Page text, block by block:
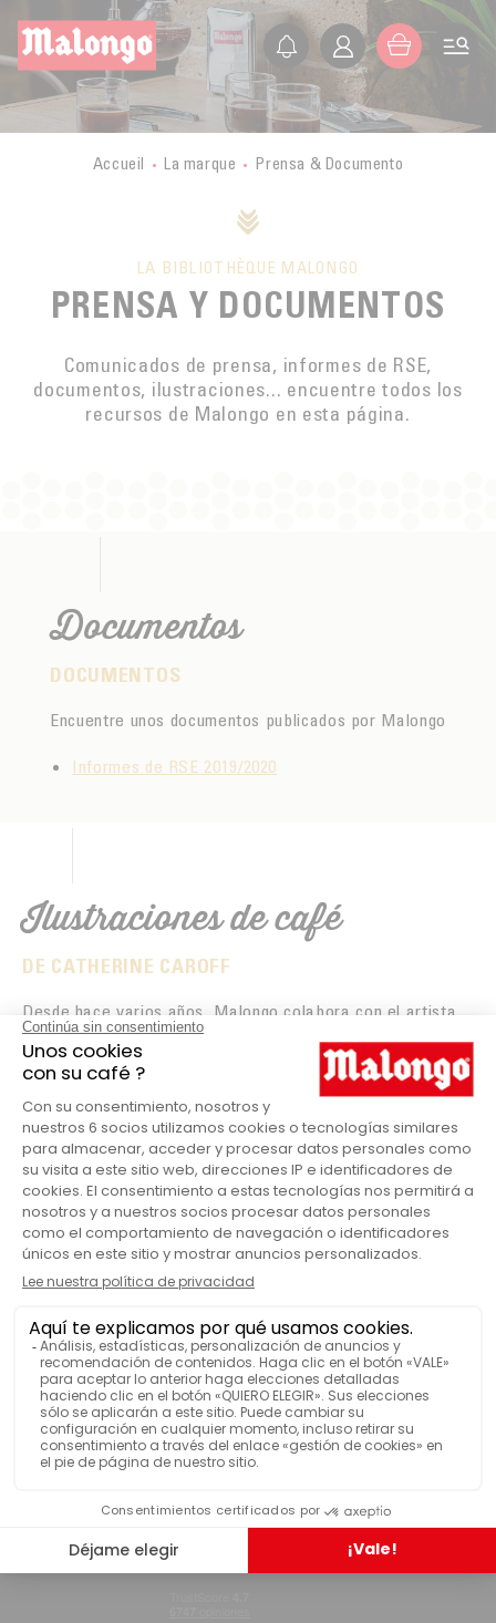
ES FR EN IT
LA SOCIEDAD
PRESENTACIÓN
LOS PEQUEÑOS PRODUCTORES
VIAJE A LOS PAÍSES PRODUCTORES
LAOS
MYANMAR
GUATEMALA
COMERCIO JUSTO
DESARROLLO SOSTENIBLE
FUNDACIÓN
EXPORTACIÓN
TIENDAS
FORMACIÓN
COMPRAR
Accueil La marque Prensa & Documento
LA BIBLIOTHÈQUE MALONGO
PRENSA Y DOCUMENTOS
Comunicados de prensa, informes de RSE,
documentos, ilustraciones... encuentre todos los
recursos de Malongo en esta página.
Documentos
DOCUMENTOS
Encuentre unos documentos publicados por Malongo
Informes de RSE 2019/2020
Ilustraciones de café
DE CATHERINE CAROFF
Desde hace varios años, Malongo colabora con el artista
de Niza en la realización de coloridas ilustraciones en
torno al café.
Cultivo del café
Cosecha
Torrefacción
Expresso y Latte Art
@Catherine Caroff – Todos los derechos reservados
ENTREGA A ESPAÑA
En 48/72 H